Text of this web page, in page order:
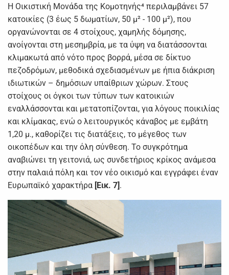
Η Οικιστική Μονάδα της Κομοτηνής⁴ περιλαμβάνει 57
κατοικίες (3 έως 5 δωματίων, 50 μ² - 100 μ²), που
οργανώνονται σε 4 στοίχους, χαμηλής δόμησης,
ανοίγονται στη μεσημβρία, με τα ύψη να διατάσσονται
κλιμακωτά από νότο προς βορρά, μέσα σε δίκτυο
πεζοδρόμων, μεθοδικά σχεδιασμένων με ήπια διάκριση
ιδιωτικών – δημόσιων υπαίθριων χώρων. Στους
στοίχους οι όγκοι των τύπων των κατοικιών
εναλλάσσονται και μετατοπίζονται, για λόγους ποικιλίας
και κλίμακας, ενώ ο λειτουργικός κάναβος με εμβάτη
1,20 μ., καθορίζει τις διατάξεις, το μέγεθος των
οικοπέδων και την όλη σύνθεση. Το συγκρότημα
αναβιώνει τη γειτονιά, ως συνδετήριος κρίκος ανάμεσα
στην παλαιά πόλη και τον νέο οικισμό και εγγράφει έναν
Ευρωπαϊκό χαρακτήρα [Εικ. 7].